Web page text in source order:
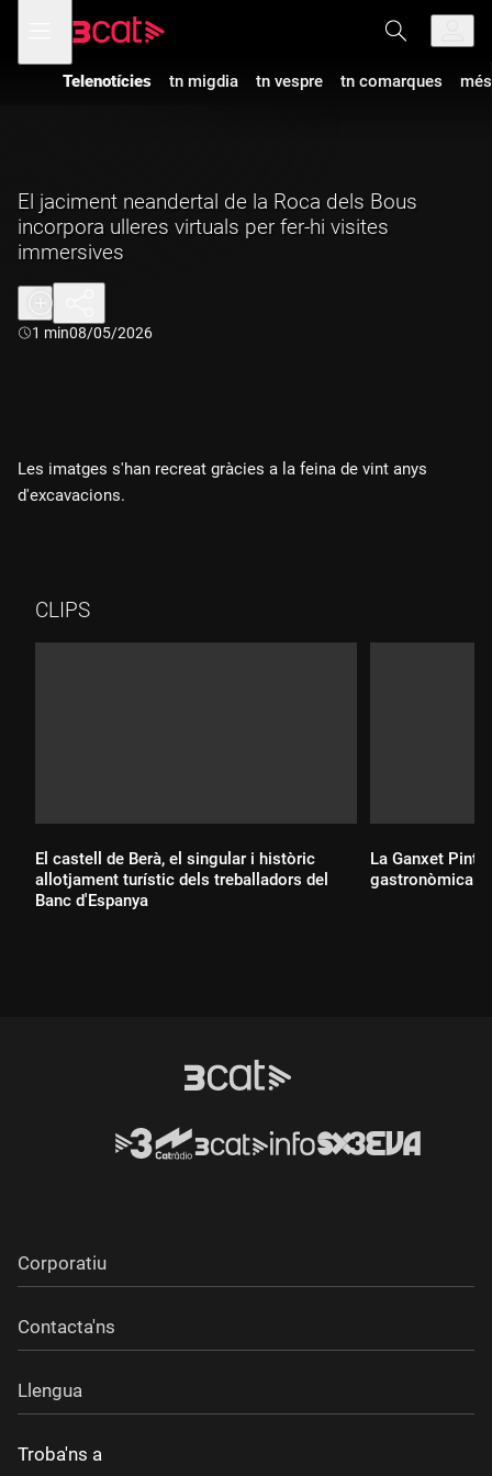
navegació
menú
de
Telenotícies tn migdia tn vespre tn comarques
El jaciment neandertal de la Roca dels Bous
incorpora ulleres virtuals per fer-hi visites
immersives
Durada:
1 min08/05/2026
Les imatges s'han recreat gràcies a la feina de vint anys
d'excavacions.
CLIPS
El castell de Berà, el singular i històric
allotjament turístic dels treballadors del
Banc d'Espanya
La Ganxet
gastronòmica
Corporatiu
Contacta'ns
Llengua
Troba'ns a